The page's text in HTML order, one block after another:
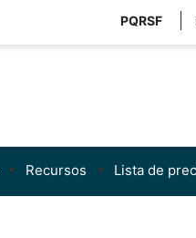
PQRSF
Recursos Lista de